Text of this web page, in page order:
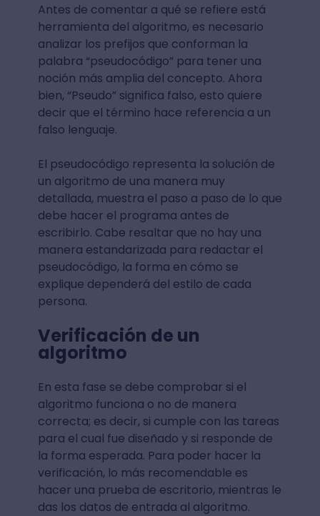
Antes de comentar a qué se refiere está
herramienta del algoritmo, es necesario
analizar los prefijos que conforman la
palabra “pseudocódigo” para tener una
noción más amplia del concepto. Ahora
bien, “Pseudo” significa falso, esto quiere
decir que el término hace referencia a un
falso lenguaje.
El pseudocódigo representa la solución de
un algoritmo de una manera muy
detallada, muestra el paso a paso de lo que
debe hacer el programa antes de
escribirlo. Cabe resaltar que no hay una
manera estandarizada para redactar el
pseudocódigo, la forma en cómo se
explique dependerá del estilo de cada
persona.
Verificación de un
algoritmo
En esta fase se debe comprobar si el
algoritmo funciona o no de manera
correcta; es decir, si cumple con las tareas
para el cual fue diseñado y si responde de
la forma esperada. Para poder hacer la
verificación, lo más recomendable es
hacer una prueba de escritorio, mientras le
das los datos de entrada al algoritmo.